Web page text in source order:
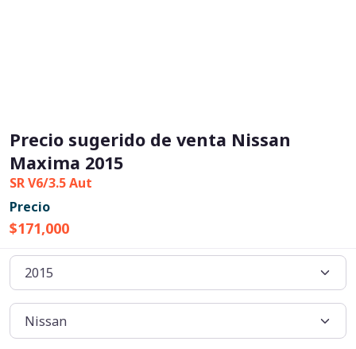
Precio sugerido de venta Nissan
Maxima 2015
SR V6/3.5 Aut
Precio
$171,000